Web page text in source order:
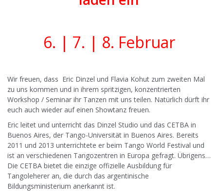
6. | 7. | 8. Februar
Wir freuen, dass Eric Dinzel und Flavia Kohut zum zweiten Mal
zu uns kommen und in ihrem spritzigen, konzentrierten
Workshop / Seminar ihr Tanzen mit uns teilen. Natürlich dürft ihr
euch auch wieder auf einen Showtanz freuen.
Eric leitet und unterricht das Dinzel Studio und das CETBA in
Buenos Aires, der Tango-Universität in Buenos Aires. Bereits
2011 und 2013 unterrichtete er beim Tango World Festival und
ist an verschiedenen Tangozentren in Europa gefragt. Übrigens…
Die CETBA bietet die einzige offizielle Ausbildung für
Tangoleherer an, die durch das argentinische
Bildungsministerium anerkannt ist.